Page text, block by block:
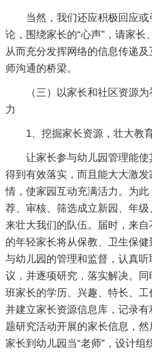
当然，我们还应积极回应
论，围绕家长的“心声”，请家长
从而充分发挥网络的信息传递
师沟通的桥梁。
（三）以家长和社区资源
力
1、挖掘家长资源，壮大教
让家长参与幼儿园管理能
得到有效落实，而且能大大激
情，使家园互动充满活力。为
荐、审核、筛选成立新园、年
来壮大我们的队伍。届时，来
的年轻家长将从保教、卫生保
与幼儿园的管理和监督，认真
议，并逐项研究，落实解决。
班家长的学历、兴趣、特长、工
并建立家长资源信息库，记录
题研究活动开展的家长信息，
家长到幼儿园当“老师”，设计组